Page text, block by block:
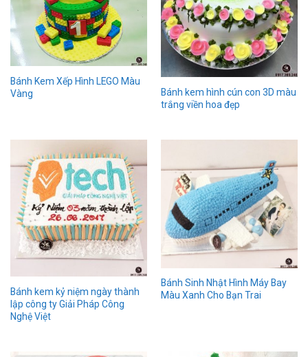
Bánh Kem Xếp Hình LEGO Màu
Vàng
Bánh kem hình cún con 3D màu
trắng viền hoa đẹp
Bánh kem kỷ niệm ngày thành
lập công ty Giải Pháp Công
Nghệ Việt
Bánh Sinh Nhật Hình Máy Bay
Màu Xanh Cho Bạn Trai